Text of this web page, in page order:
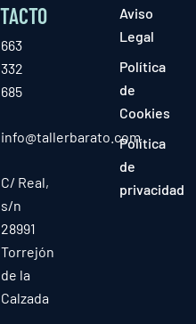
663
332
685
info@tallerbarato.com
C/ Real,
s/n
28991
Torrejón
de la
Calzada
Aviso
Legal
Política
de
Cookies
Política
de
privacidad